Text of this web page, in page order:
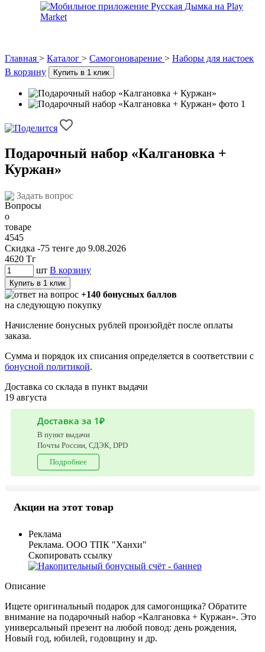
Главная > Каталог > Самогоноварение > Наборы для настоек
В корзину
Купить в 1 клик
Подарочный набор «Калгановка +
Куржан»
Задать вопрос
4545
Скидка -75 тенге до 9.08.2026
4620 Тг
шт В корзину
Купить в 1 клик
+140 бонусных баллов
на следующую покупку
Начисление бонусных рублей произойдёт после оплаты
заказа.
Сумма и порядок их списания определяется в соответствии с
бонусной политикой.
Доставка со склада в пункт выдачи
19 августа
Доставка за 1₽
В пункт выдачи
Почты России, СДЭК, DPD
Подробнее
Акции на этот товар
Реклама
Реклама. ООО ТПК "Ханхи"
Скопировать ссылку
Описание
Ищете оригинальный подарок для самогонщика? Обратите
внимание на подарочный набор «Калгановка + Куржан». Это
универсальный презент на любой повод: день рождения,
Новый год, юбилей, годовщину и др.